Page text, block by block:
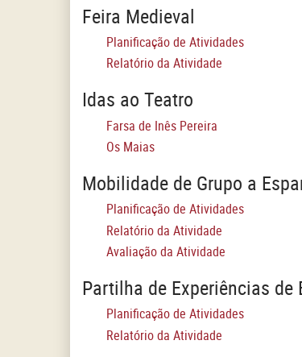
Feira Medieval
Planificação de Atividades
Relatório da Atividade
Idas ao Teatro
Farsa de Inês Pereira
Os Maias
Mobilidade de Grupo a
Planificação de Atividades
Relatório da Atividade
Avaliação da Atividade
Partilha de Experiências
Planificação de Atividades
Relatório da Atividade